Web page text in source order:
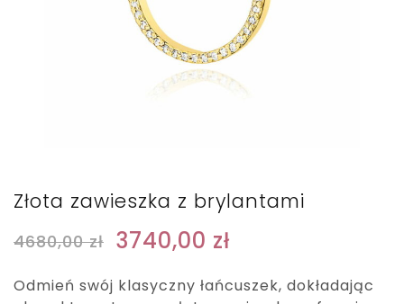
Złota zawieszka z brylantami
4680,00zł 3740,00 zł
Odmień swój klasyczny łańcuszek, dokładając